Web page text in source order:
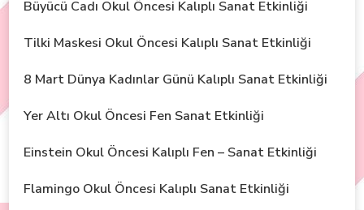
Büyücü Cadı Okul Öncesi Kalıplı Sanat Etkinliği
Tilki Maskesi Okul Öncesi Kalıplı Sanat Etkinliği
8 Mart Dünya Kadınlar Günü Kalıplı Sanat Etkinliği
Yer Altı Okul Öncesi Fen Sanat Etkinliği
Einstein Okul Öncesi Kalıplı Fen – Sanat Etkinliği
Flamingo Okul Öncesi Kalıplı Sanat Etkinliği